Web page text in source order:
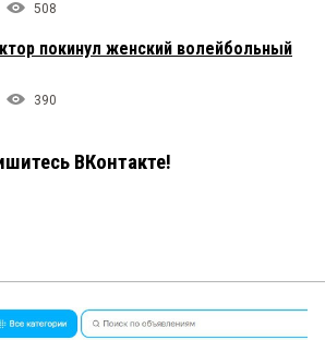
508
покинул женский волейбольный
390
ВКонтакте!